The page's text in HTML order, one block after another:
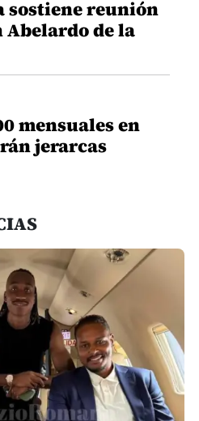
sostiene reunión
de la
mensuales en
jerarcas